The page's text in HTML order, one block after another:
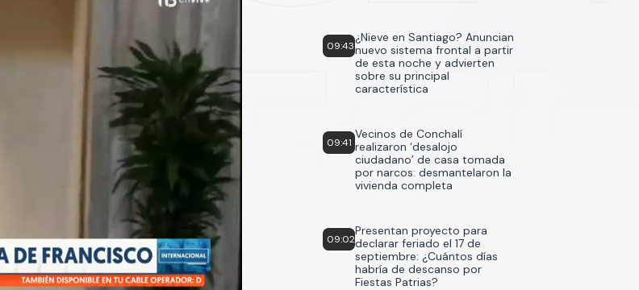
09:43
¿Nieve en Santiago? Anuncian
nuevo sistema frontal a partir
de esta noche y advierten
sobre su principal
característica
09:41
Vecinos de Conchalí
realizaron ‘desalojo
ciudadano’ de casa tomada
por narcos: desmantelaron la
vivienda completa
09:02
Presentan proyecto para
declarar feriado el 17 de
septiembre: ¿Cuántos días
habría de descanso por
Fiestas Patrias?